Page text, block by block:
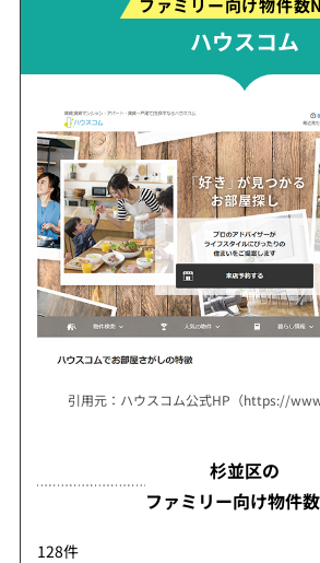
ファミリー向け物件数
ハウスコム
引用元：ハウスコム公式HP（https://
杉並区の
ファミリー向け物件数
128件